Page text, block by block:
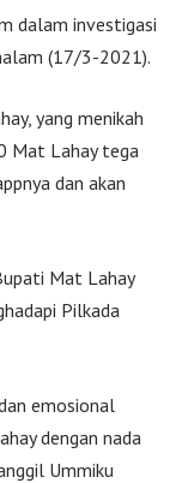
dalam investigasi
(17/3-2021).
yang menikah
Mat Lahay tega
dan akan
Mat Lahay
Pilkada
emosional
dengan nada
Ummiku